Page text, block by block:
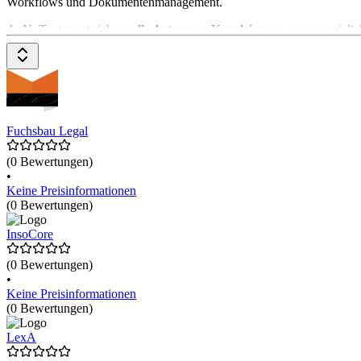
AnNoText passt sich an
alle Arten von Kanzleien an – von
Modernste Technologien für Workflow und Dokumenten-
Kanzleientwicklung. Das leistungsstarke
Fuchsbau Legal
(0 Bewertungen)
•
Keine Preisinformationen
(0 Bewertungen)
InsoCore
(0 Bewertungen)
•
Keine Preisinformationen
(0 Bewertungen)
LexA